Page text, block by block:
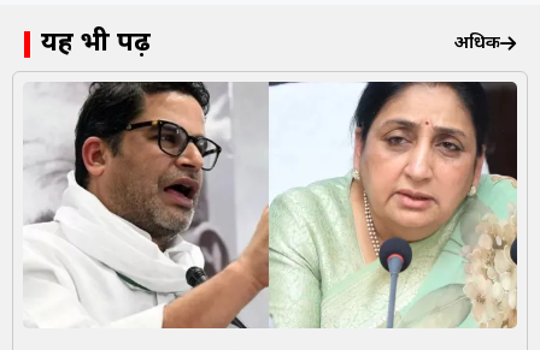
यह भी पढ़ें अधिक